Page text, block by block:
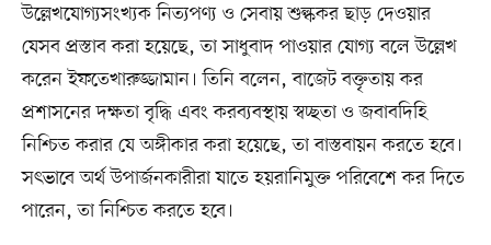
উল্লেখযোগ্যসংখ্যক নিত্যপণ্য ও সেবায় শুল্ককর ছাড় দেওয়ার
যেসব প্রস্তাব করা হয়েছে, তা সাধুবাদ পাওয়ার যোগ্য বলে উল্লেখ
করেন ইফতেখারুজ্জামান। তিনি বলেন, বাজেট বক্তৃতায় কর
প্রশাসনের দক্ষতা বৃদ্ধি এবং করব্যবস্থায় স্বচ্ছতা ও জবাবদিহি
নিশ্চিত করার যে অঙ্গীকার করা হয়েছে, তা বাস্তবায়ন করতে হবে।
সৎভাবে অর্থ উপার্জনকারীরা যাতে হয়রানিমুক্ত পরিবেশে কর দিতে
পারেন, তা নিশ্চিত করতে হবে।